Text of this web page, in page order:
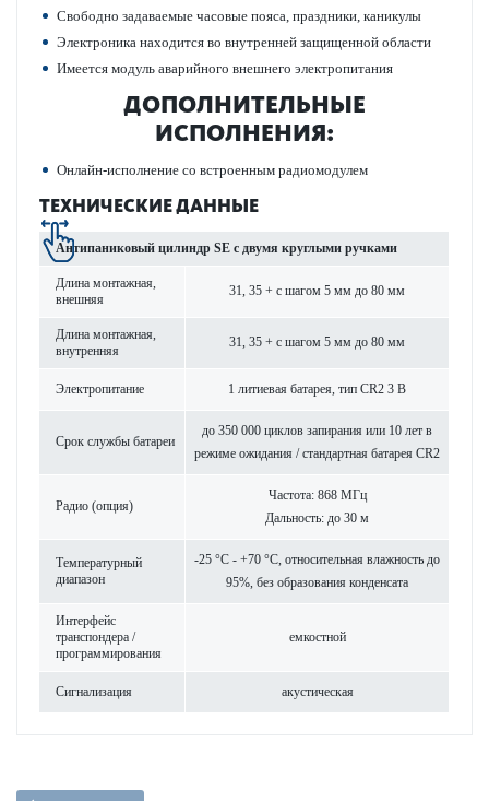
Свободно задаваемые часовые пояса, праздники, каникулы
Электроника нахо­дится во внутренней защищенной области
Имеется модуль авар­ийного внешнего электропитания
ДОПОЛНИТЕЛЬНЫЕ
ИСПОЛНЕНИЯ:
Онлайн-исполнение со встроенным радио­модулем
ТЕХНИЧЕСКИЕ ДАННЫЕ
Антипани­к­овый цилиндр SE с двумя круг­лыми руч­ками
Длина монтажная,
внешняя
31, 35 + с шагом 5 мм до 80 мм
Длина монтажная,
внутренняя
31, 35 + с шагом 5 мм до 80 мм
Электропитание 1 литиевая бат­арея, тип CR2 3 В
Срок службы бат­ареи
до 350 000 циклов запирания или 10 лет в
режиме ожидания / стандартная бат­арея CR2
Радио (опция)
Частота: 868 МГц
Дальность: до 30 м
Темпер­ат­урный
диапазон
-25 °C - +70 °C, относительная влажность до
95%, без обра­зования конденсата
Интерфейс
транспондера /
программирования
емкос­тной
Сигнал­изация аку­стическая